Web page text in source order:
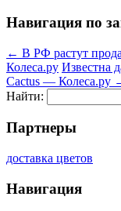
Навигация по
← В РФ растут
Колеса.ру Известна
Cactus — Колеса.ру
Найти:
Партнеры
доставка цветов
Навигация